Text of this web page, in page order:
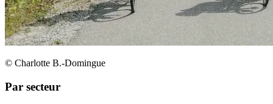
© Charlotte B.-Domingue
Par secteur